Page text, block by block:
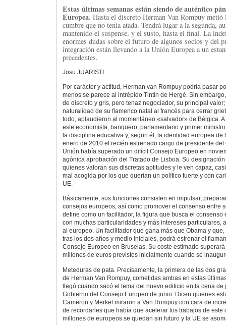
Estas últimas semanas están siendo de auténtico
Europea. Hasta el discreto Herman Van Rompuy metió
cumbre que no tenía atada. Tendrá lugar a la segunda,
mantenido el suspense, y el susto, hasta el final. La
enormes dudas sobre el futuro de algunos socios y del
integración están llevando a la Unión Europea a un
precedentes.
Josu JUARISTI
Por carácter y actitud, Herman van Rompuy podría pasar
menos se parece al intrépido Tintín de Hergé. Sin
de discreto y gris, pero tenaz negociador, su principal
naturalidad de su flamenco natal al francés para cerrar
todo, aplaudieron al momentáneo «salvador» de Bélgica.
este economista, banquero, parlamentario y primer
la disciplina educativa y, segun él, la identidad europea de
enero de 2010 el recién estrenado cargo de presidente
Unión había superado un difícil Consejo Europeo en
agónica aprobación del Tratado de Lisboa. Su
quienes valoran sus discretas aptitudes y le ven capaz,
mal acogida por los que querían un político fuerte y con
UE.
Básicamente, sus funciones consisten en impulsar,
consejos europeos, así como promover el consenso entre
define como un facilitador, la figura que busca el consenso
con muchas particularidades y más intereses particulares,
al europeo. Un facilitador que gana más que Obama y
tras los dos años y medio iniciales, podrá estrenar el
Consejo Europeo en Bruselas. Su coste estimado
millones de euros previstos inicialmente cuando se
Meteduras de pata. Precisamente, la primera de las dos
de Herman Van Rompuy, cometidas ambas en estas
llegó cuando sacó el tema del nuevo edificio en la cena de
Gobierno del Consejo Europeo de junio. Dicen quienes
Cameron y Merkel miraron a Van Rompuy con cara de
de recordarles que había que acelerar los trabajos de este
millones de europeos se quedan sin futuro y la UE se